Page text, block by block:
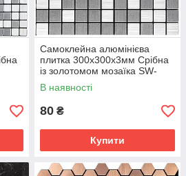
Самоклейна алюмінієва
плитка 300х300х3мм Срібна
із золотомом мозаїка SW-
00001826
В наявності
80 ₴
Купити